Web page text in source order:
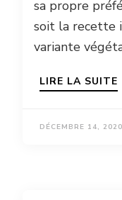
sa propre
soit la recette
variante
LIRE LA SUITE
DÉCEMBRE 14, 2020